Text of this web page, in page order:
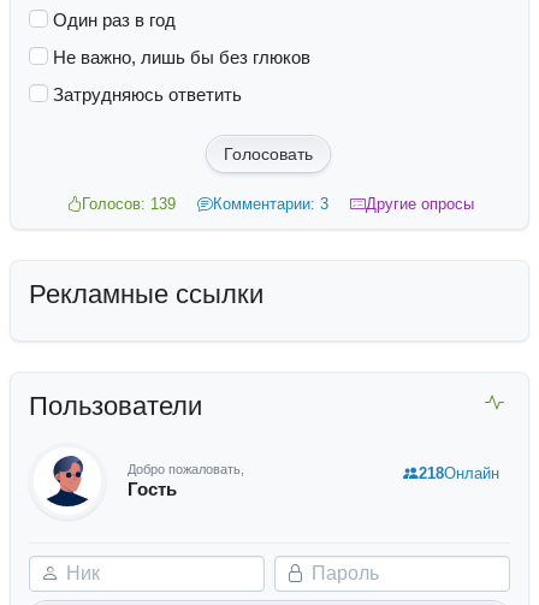
Один раз в год
Не важно, лишь бы без глюков
Затрудняюсь ответить
Голосовать
Голосов: 139 Комментарии: 3 Другие опросы
Рекламные ссылки
Пользователи
Добро пожаловать,
Гость
Ник Пароль
218Онлайн